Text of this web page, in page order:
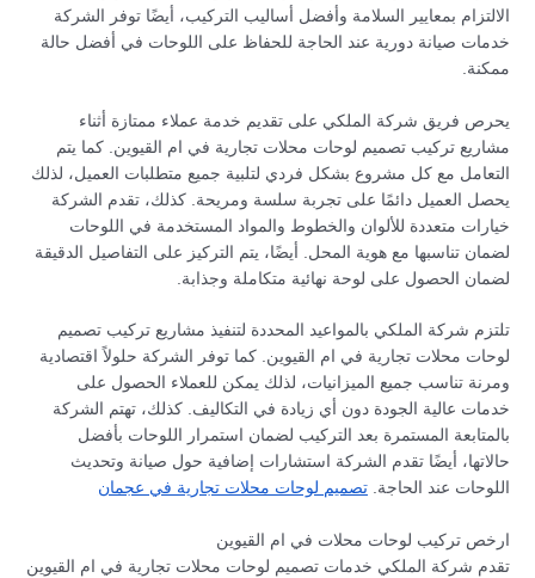
الالتزام بمعايير السلامة وأفضل أساليب التركيب، أيضًا توفر الشركة
خدمات صيانة دورية عند الحاجة للحفاظ على اللوحات في أفضل حالة
ممكنة.
يحرص فريق شركة الملكي على تقديم خدمة عملاء ممتازة أثناء
مشاريع تركيب تصميم لوحات محلات تجارية في ام القيوين. كما يتم
التعامل مع كل مشروع بشكل فردي لتلبية جميع متطلبات العميل، لذلك
يحصل العميل دائمًا على تجربة سلسة ومريحة. كذلك، تقدم الشركة
خيارات متعددة للألوان والخطوط والمواد المستخدمة في اللوحات
لضمان تناسبها مع هوية المحل. أيضًا، يتم التركيز على التفاصيل الدقيقة
لضمان الحصول على لوحة نهائية متكاملة وجذابة.
تلتزم شركة الملكي بالمواعيد المحددة لتنفيذ مشاريع تركيب تصميم
لوحات محلات تجارية في ام القيوين. كما توفر الشركة حلولاً اقتصادية
ومرنة تناسب جميع الميزانيات، لذلك يمكن للعملاء الحصول على
خدمات عالية الجودة دون أي زيادة في التكاليف. كذلك، تهتم الشركة
بالمتابعة المستمرة بعد التركيب لضمان استمرار اللوحات بأفضل
حالاتها، أيضًا تقدم الشركة استشارات إضافية حول صيانة وتحديث
اللوحات عند الحاجة.تصميم لوحات محلات تجارية في عجمان
ارخص تركيب لوحات محلات في ام القيوين
تقدم شركة الملكي خدمات تصميم لوحات محلات تجارية في ام القيوين